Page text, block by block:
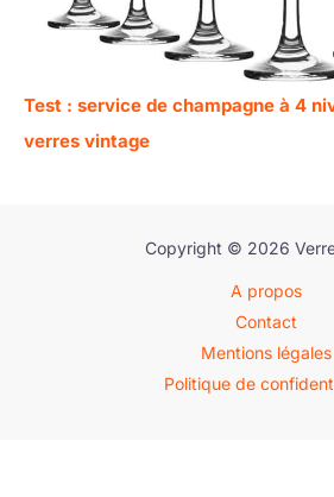
Test : service de champagne à 4
verres vintage
Copyright © 2026
A propos
Contact
Mentions légales
Politique de